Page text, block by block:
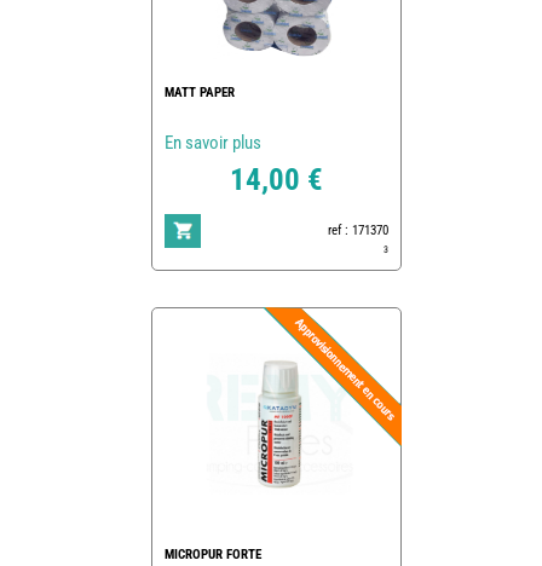
MATT PAPER
En savoir plus
14,00 €
ref : 171370
3
MICROPUR FORTE